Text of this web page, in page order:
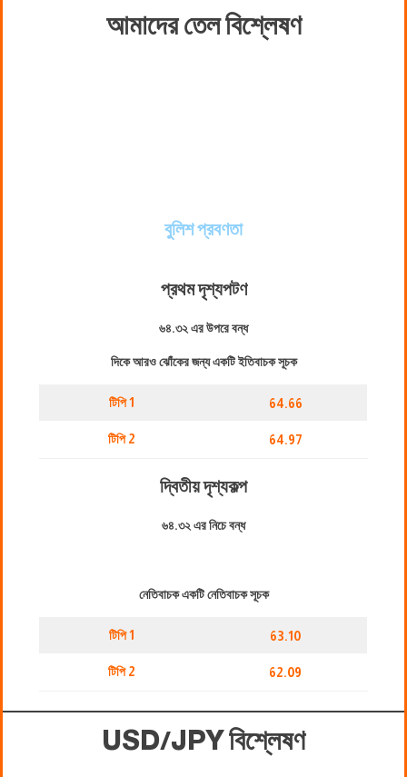
আমাদের তেল বিশ্লেষণ
বুলিশ প্রবণতা
প্রথম দৃশ্যপটণ
৬৪.৩২ এর উপরে বন্ধ
দিকে আরও ঝোঁকের জন্য একটি ইতিবাচক সূচক
টিপি 1 64.66
টিপি 2 64.97
দ্বিতীয় দৃশ্যকল্প
৬৪.৩২ এর নিচে বন্ধ
নেতিবাচক একটি নেতিবাচক সূচক
টিপি 1 63.10
টিপি 2 62.09
USD/JPY বিশ্লেষণ